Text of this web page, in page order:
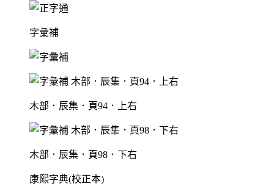
字彙補
木部．辰集．頁94．上右
木部．辰集．頁98．下右
康熙字典(校正本)